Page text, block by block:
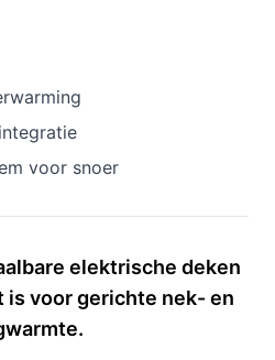
voor snoer
elektrische deken
is voor gerichte nek- en